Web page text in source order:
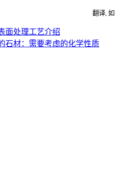
翻译,
面处理工艺介绍
石材：需要考虑的化学性质